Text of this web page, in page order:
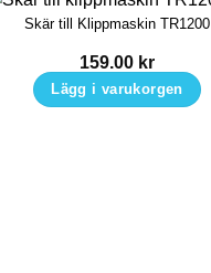
Skär till Klippmaskin TR1200
159.00 kr
Lägg i varukorgen